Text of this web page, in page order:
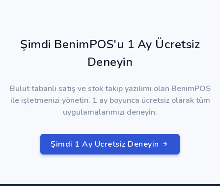
Şimdi BenimPOS'u 1 Ay Ücretsiz
Deneyin
Bulut tabanlı satış ve stok takip yazılımı olan BenimPOS
ile işletmenizi yönetin. 1 ay boyunca ücretsiz olarak tüm
uygulamalarımızı deneyin.
Şimdi 1 Ay Ücretsiz Deneyin